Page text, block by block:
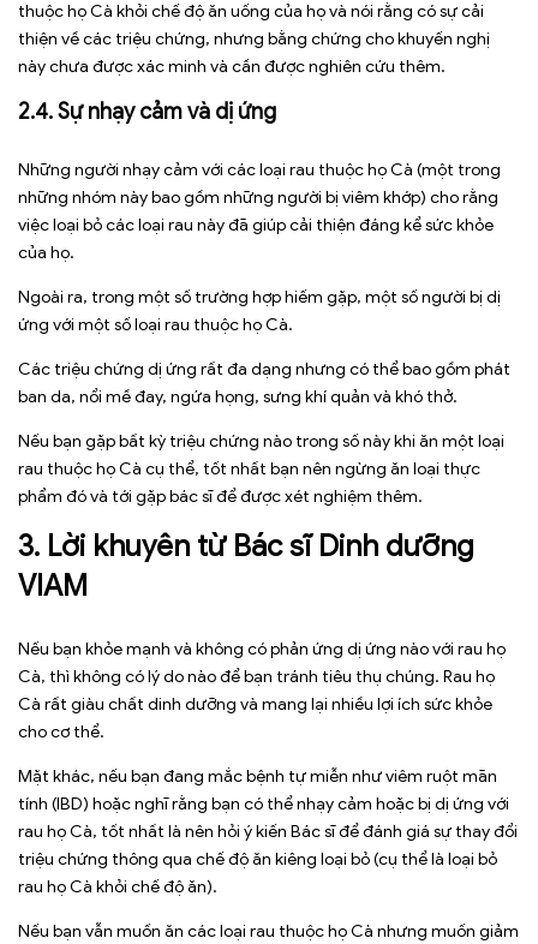
thuộc họ Cà khỏi chế độ ăn uống của họ và nói rằng có sự cải
thiện về các triệu chứng, nhưng bằng chứng cho khuyến nghị
này chưa được xác minh và cần được nghiên cứu thêm.
2.4. Sự nhạy cảm và dị ứng
Những người nhạy cảm với các loại rau thuộc họ Cà (một trong
những nhóm này bao gồm những người bị viêm khớp) cho rằng
việc loại bỏ các loại rau này đã giúp cải thiện đáng kể sức khỏe
của họ.
Ngoài ra, trong một số trường hợp hiếm gặp, một số người bị dị
ứng với một số loại rau thuộc họ Cà.
Các triệu chứng dị ứng rất đa dạng nhưng có thể bao gồm phát
ban da, nổi mề đay, ngứa họng, sưng khí quản và khó thở.
Nếu bạn gặp bất kỳ triệu chứng nào trong số này khi ăn một loại
rau thuộc họ Cà cụ thể, tốt nhất bạn nên ngừng ăn loại thực
phẩm đó và tới gặp bác sĩ để được xét nghiệm thêm.
3. Lời khuyên từ Bác sĩ Dinh dưỡng
VIAM
Nếu bạn khỏe mạnh và không có phản ứng dị ứng nào với rau họ
Cà, thì không có lý do nào để bạn tránh tiêu thụ chúng. Rau họ
Cà rất giàu chất dinh dưỡng và mang lại nhiều lợi ích sức khỏe
cho cơ thể.
Mặt khác, nếu bạn đang mắc bệnh tự miễn như viêm ruột mãn
tính (IBD) hoặc nghĩ rằng bạn có thể nhạy cảm hoặc bị dị ứng với
rau họ Cà, tốt nhất là nên hỏi ý kiến Bác sĩ để đánh giá sự thay đổi
triệu chứng thông qua chế độ ăn kiêng loại bỏ (cụ thể là loại bỏ
rau họ Cà khỏi chế độ ăn).
Nếu bạn vẫn muốn ăn các loại rau thuộc họ Cà nhưng muốn giảm